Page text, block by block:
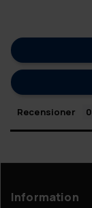
Recensioner
Information